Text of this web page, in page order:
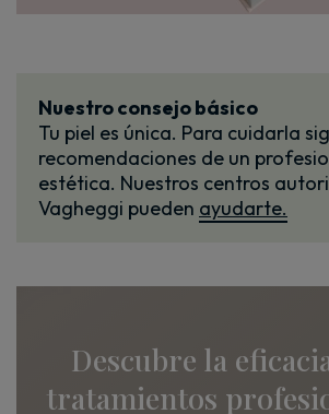
Nuestro consejo básico
Tu piel es única. Para cuidarla
recomendaciones de un
estética. Nuestros centros
Vagheggi pueden ayudarte.
Descubre la
tratamientos